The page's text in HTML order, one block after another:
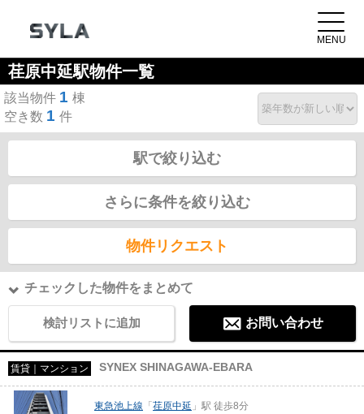
荏原中延駅物件一覧
該当物件 1 棟
空き数 1 件
駅で絞り込む
さらに条件を絞り込む
物件リクエスト
チェックした物件をまとめて
検討リストに追加 お問い合わせ
賃貸｜マンション SYNEX SHINAGAWA-EBARA
東急池上線 「 荏原中延 」駅 徒歩8分